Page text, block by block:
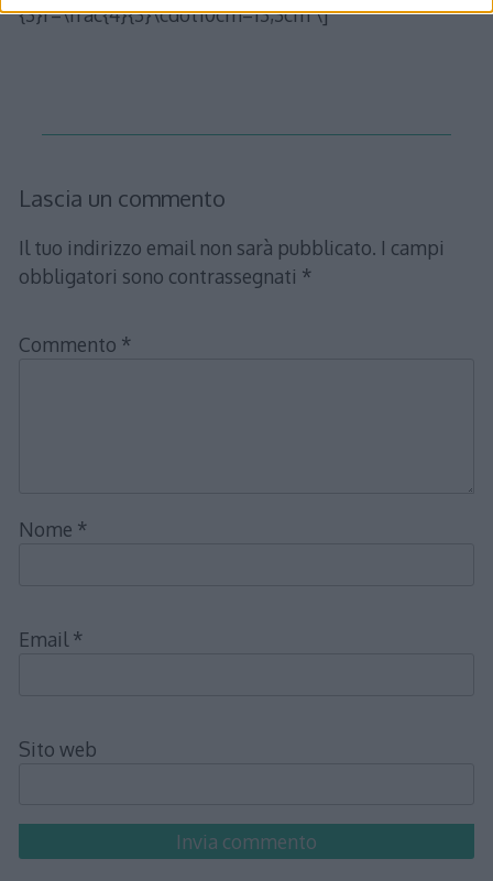
{3}r=\frac{4}{3}\cdot10cm=13,3cm \]
Lascia un commento
Il tuo indirizzo email non sarà pubblicato. I campi
obbligatori sono contrassegnati *
Commento *
Nome *
Email *
Sito web